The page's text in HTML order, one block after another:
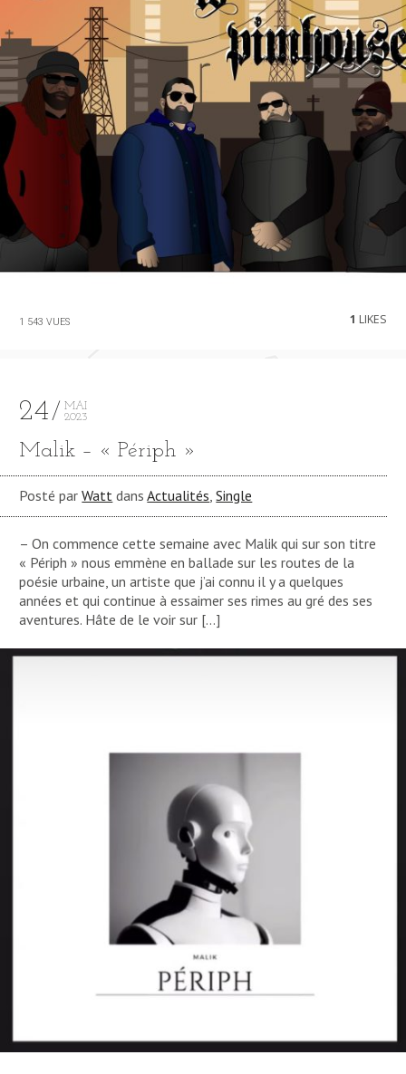
1 543 VUES 1 LIKES
24
MAI
2023
Malik – « Périph »
Posté parWatt dansActualités ,Single
– On commence cette semaine avec Malik qui sur son titre
« Périph » nous emmène en ballade sur les routes de la
poésie urbaine, un artiste que j’ai connu il y a quelques
années et qui continue à essaimer ses rimes au gré des ses
aventures. Hâte de le voir sur […]